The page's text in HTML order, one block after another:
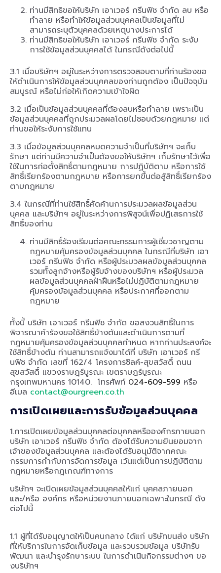
ท่านมีสิทธิขอให้บริษัท เอาเวอร์ กรีนฟิช จำกัด ลบ หรือ
ทำลาย หรือทำให้ข้อมูลส่วนบุคคลเป็นข้อมูลที่ไม่
สามารถระบุตัวบุคคลด้วยเหตุบางประการได้
ท่านมีสิทธิขอให้บริษัท เอาเวอร์ กรีนฟิช จำกัด ระงับ
การใช้ข้อมูลส่วนบุคคลได้ ในกรณีดังต่อไปนี้
3.1 เมื่อบริษัทฯ อยู่ในระหว่างการตรวจสอบตามที่ท่านร้องขอ
ให้ดำเนินการให้ข้อมูลส่วนบุคคลของท่านถูกต้อง เป็นปัจจุบัน
สมบูรณ์ หรือไม่ก่อให้เกิดความเข้าใจผิด
3.2 เมื่อเป็นข้อมูลส่วนบุคคลที่ต้องลบหรือทำลาย เพราะเป็น
ข้อมูลส่วนบุคคลที่ถูกประมวลผลโดยไม่ชอบด้วยกฎหมาย แต่
ท่านขอให้ระงับการใช้แทน
3.3 เมื่อข้อมูลส่วนบุคคลหมดความจำเป็นที่บริษัทฯ จะเก็บ
รักษา แต่ท่านมีความจำเป็นต้องขอให้บริษัทฯ เก็บรักษาไว้เพื่อ
ใช้ในการก่อตั้งสิทธิ์ตามกฎหมาย การปฏิบัติตาม หรือการใช้
สิทธิ์เรียกร้องตามกฎหมาย หรือการยกขึ้นต่อสู้สิทธิ์เรียกร้อง
ตามกฎหมาย
3.4 ในกรณีที่ท่านใช้สิทธิ์คัดค้านการประมวลผลข้อมูลส่วน
บุคคล และบริษัทฯ อยู่ในระหว่างการพิสูจน์เพื่อปฏิเสธการใช้
สิทธิ์ของท่าน
ท่านมีสิทธิ์ร้องเรียนต่อคณะกรรมการผู้เชี่ยวชาญตาม
กฎหมายคุ้มครองข้อมูลส่วนบุคคล ในกรณีที่บริษัท เอา
เวอร์ กรีนฟิช จำกัด หรือผู้ประมวลผลข้อมูลส่วนบุคคล
รวมทั้งลูกจ้างหรือผู้รับจ้างของบริษัทฯ หรือผู้ประมวล
ผลข้อมูลส่วนบุคคลฝ่าฝืนหรือไม่ปฏิบัติตามกฎหมาย
คุ้มครองข้อมูลส่วนบุคคล หรือประกาศที่ออกตาม
กฎหมาย
ทั้งนี้ บริษัท เอาเวอร์ กรีนฟิช จำกัด ขอสงวนสิทธิ์ในการ
พิจารณาคำร้องขอใช้สิทธิ์ข้างต้นและดำเนินการตามที่
กฎหมายคุ้มครองข้อมูลส่วนบุคคลกำหนด หากท่านประสงค์จะ
ใช้สิทธิ์ข้างต้น ท่านสามารถแจ้งมาได้ที่ บริษัท เอาเวอร์ กรี
นฟิช จำกัด เลขที่ 162/4 โครงการซิลค์-สุขสวัสดิ์ ถนน
สุขสวัสดิ์ แขวงราษฎร์บูรณะ เขตราษฎร์บูรณะ
กรุงเทพมหานคร 10140. โทรศัพท์ 024-609-599 หรือ
อีเมล contact@ourgreen.co.th
การเปิดเผยและการรับข้อมูลส่วนบุคคล
1.การเปิดเผยข้อมูลส่วนบุคคลต่อบุคคลหรือองค์กรภายนอก
บริษัท เอาเวอร์ กรีนฟิช จำกัด ต้องได้รับความยินยอมจาก
เจ้าของข้อมูลส่วนบุคคล และต้องได้รับอนุมัติจากคณะ
กรรมการกำกับการจัดการข้อมูล เว้นแต่เป็นการปฏิบัติตาม
กฎหมายหรือกฎเกณฑ์ทางการ
บริษัทฯ จะเปิดเผยข้อมูลส่วนบุคคลให้แก่ บุคคลภายนอก
และ/หรือ องค์กร หรือหน่วยงานภายนอกเฉพาะในกรณี ดัง
ต่อไปนี้
1.1 ผู้ที่ได้รับอนุญาตให้เป็นคนกลาง ได้แก่ บริษัทขนส่ง บริษัท
ที่ให้บริการในการจัดเก็บข้อมูล และรวบรวมข้อมูล บริษัทรับ
พัฒนา และบำรุงรักษาระบบ ในการดำเนินกิจกรรมต่างๆ ขอ
งบริษัทฯ